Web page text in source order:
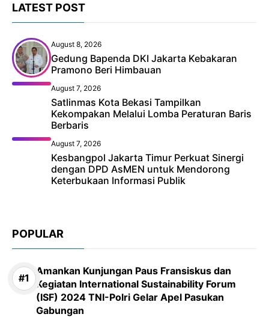
LATEST POST
August 8, 2026
Gedung Bapenda DKI Jakarta Kebakaran
Pramono Beri Himbauan
August 7, 2026
Satlinmas Kota Bekasi Tampilkan
Kekompakan Melalui Lomba Peraturan Baris
Berbaris
August 7, 2026
Kesbangpol Jakarta Timur Perkuat Sinergi
dengan DPD AsMEN untuk Mendorong
Keterbukaan Informasi Publik
POPULAR
Amankan Kunjungan Paus Fransiskus dan
Kegiatan International Sustainability Forum
(ISF) 2024 TNI-Polri Gelar Apel Pasukan
Gabungan